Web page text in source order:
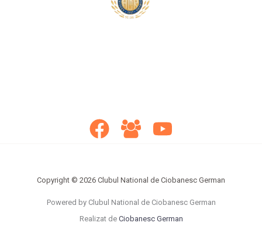
Copyright © 2026 Clubul National de Ciobanesc German
Powered by Clubul National de Ciobanesc German
Realizat de Ciobanesc German